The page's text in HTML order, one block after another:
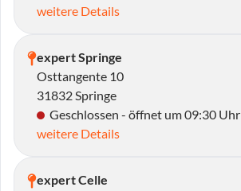
weitere Details
expert Springe
Osttangente 10
31832 Springe
Geschlossen - öffnet um 09:30 Uhr
weitere Details
expert Celle